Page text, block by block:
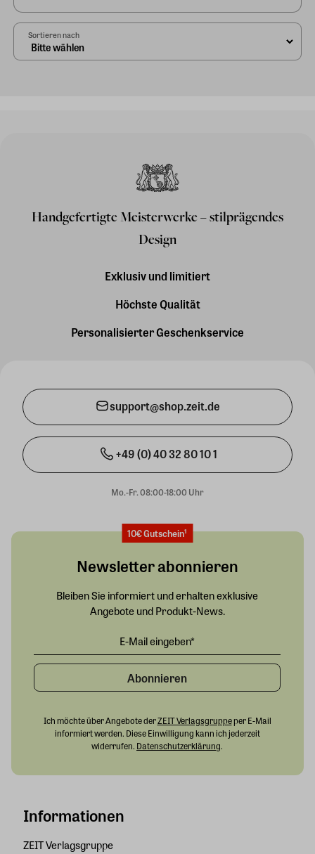
Sortieren nach
Handgefertigte Meisterwerke – stilprägendes
Design
Exklusiv und limitiert
Höchste Qualität
Personalisierter Geschenkservice
support@shop.zeit.de
+49 (0) 40 32 80 10 1
Mo.-Fr. 08:00-18:00 Uhr
Informationen
ZEIT Verlagsgruppe
10€ Gutschein¹
Newsletter abonnieren
Bleiben Sie informiert und erhalten exklusive
Angebote und Produkt-News.
Abonnieren
Ich möchte über Angebote derZEIT Verlagsgruppeper E-Mail
informiert werden. Diese Einwilligung kann ich jederzeit
widerrufen. Datenschutzerklärung.